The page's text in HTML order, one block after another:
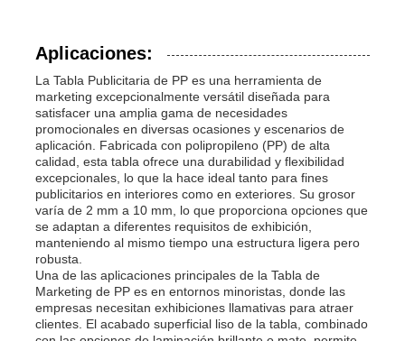
Aplicaciones:
La Tabla Publicitaria de PP es una herramienta de
marketing excepcionalmente versátil diseñada para
satisfacer una amplia gama de necesidades
promocionales en diversas ocasiones y escenarios de
aplicación. Fabricada con polipropileno (PP) de alta
calidad, esta tabla ofrece una durabilidad y flexibilidad
excepcionales, lo que la hace ideal tanto para fines
publicitarios en interiores como en exteriores. Su grosor
varía de 2 mm a 10 mm, lo que proporciona opciones que
se adaptan a diferentes requisitos de exhibición,
manteniendo al mismo tiempo una estructura ligera pero
robusta.
Una de las aplicaciones principales de la Tabla de
Marketing de PP es en entornos minoristas, donde las
empresas necesitan exhibiciones llamativas para atraer
clientes. El acabado superficial liso de la tabla, combinado